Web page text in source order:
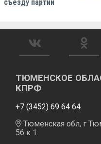
съезду партии
ТЮМЕНСКОЕ
КПРФ
+7 (3452) 69 64 64
Тюменская обл, г
56 к 1